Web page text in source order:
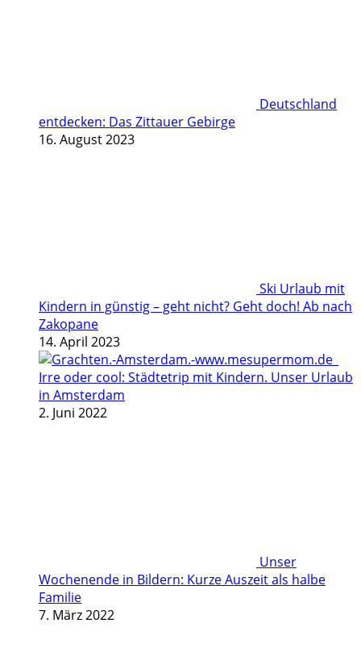
Deutschland
entdecken: Das Zittauer Gebirge
16. August 2023
Ski Urlaub mit
Kindern in günstig – geht nicht? Geht doch! Ab nach
Zakopane
14. April 2023
Irre oder cool: Städtetrip mit Kindern. Unser Urlaub
in Amsterdam
2. Juni 2022
Unser
Wochenende in Bildern: Kurze Auszeit als halbe
Familie
7. März 2022